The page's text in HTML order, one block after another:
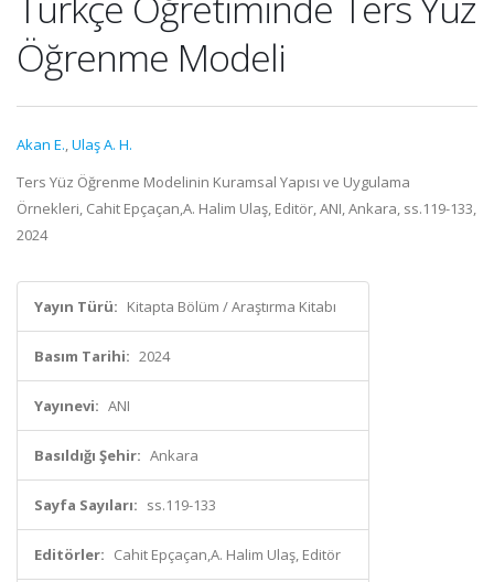
Öğrenme Modeli
Akan E.,Ulaş A. H.
Ters Yüz Öğrenme Modelinin Kuramsal Yapısı ve Uygulama
Örnekleri, Cahit Epçaçan,A. Halim Ulaş, Editör, ANI, Ankara, ss.119-133,
2024
Yayın Türü: Kitapta Bölüm / Araştırma Kitabı
Basım Tarihi: 2024
Yayınevi: ANI
Basıldığı Şehir: Ankara
Sayfa Sayıları: ss.119-133
Editörler: Cahit Epçaçan,A. Halim Ulaş, Editör